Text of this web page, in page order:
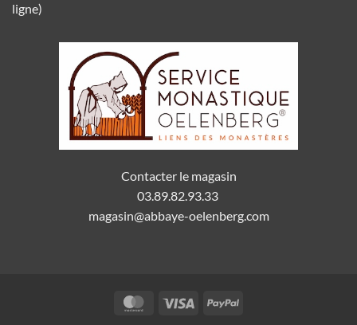
ligne)
Contacter le magasin
03.89.82.93.33
magasin@abbaye-oelenberg.com
MasterCardVisa PayPal